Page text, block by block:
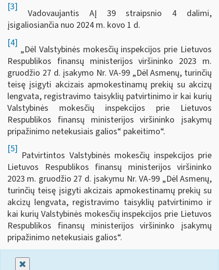
[3]
Vadovaujantis AĮ 39 straipsnio 4 dalimi,
įsigaliosiančia nuo 2024 m. kovo 1 d.
[4]
„Dėl Valstybinės mokesčių inspekcijos prie Lietuvos
Respublikos finansų ministerijos viršininko 2023 m.
gruodžio 27 d. įsakymo Nr. VA-99 „Dėl Asmenų, turinčių
teisę įsigyti akcizais apmokestinamų prekių su akcizų
lengvata, registravimo taisyklių patvirtinimo ir kai kurių
Valstybinės mokesčių inspekcijos prie Lietuvos
Respublikos finansų ministerijos viršininko įsakymų
pripažinimo netekusiais galios“ pakeitimo“.
[5]
Patvirtintos Valstybinės mokesčių inspekcijos prie
Lietuvos Respublikos finansų ministerijos viršininko
2023 m. gruodžio 27 d. įsakymu Nr. VA-99 „Dėl Asmenų,
turinčių teisę įsigyti akcizais apmokestinamų prekių su
akcizų lengvata, registravimo taisyklių patvirtinimo ir
kai kurių Valstybinės mokesčių inspekcijos prie Lietuvos
Respublikos finansų ministerijos viršininko įsakymų
pripažinimo netekusiais galios“.